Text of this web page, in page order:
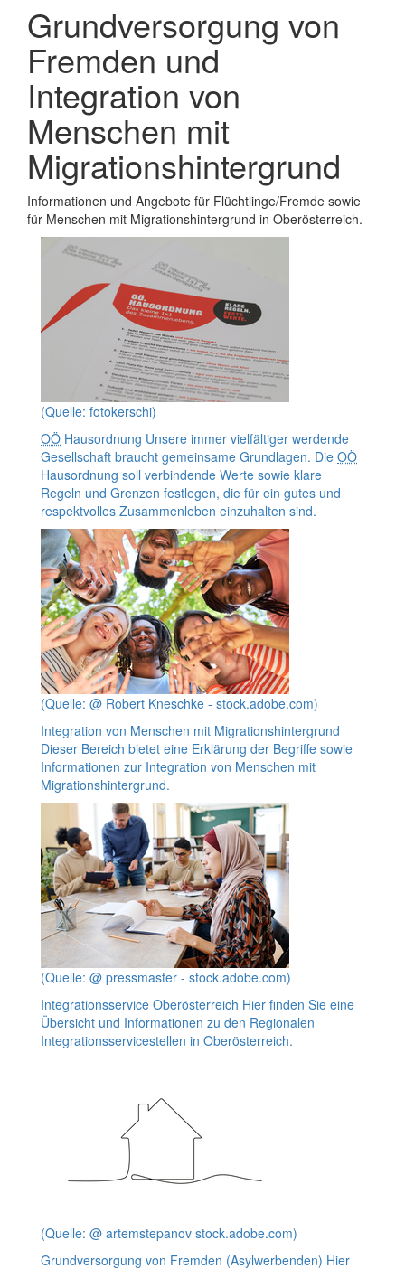
schließen
und
schließen
Grundversorgung von
Fremden und
Integration von
Menschen mit
Migrationshintergrund
Informationen und Angebote für Flüchtlinge/Fremde sowie
für Menschen mit Migrationshintergrund in Oberösterreich.
(Quelle: fotokerschi)
OÖ Hausordnung Unsere immer vielfältiger werdende
Gesellschaft braucht gemeinsame Grundlagen. Die OÖ
Hausordnung soll verbindende Werte sowie klare
Regeln und Grenzen festlegen, die für ein gutes und
respektvolles Zusammenleben einzuhalten sind.
(Quelle: @ Robert Kneschke - stock.adobe.com)
Integration von Menschen mit Migrationshintergrund
Dieser Bereich bietet eine Erklärung der Begriffe sowie
Informationen zur Integration von Menschen mit
Migrationshintergrund.
(Quelle: @ pressmaster - stock.adobe.com)
Integrationsservice Oberösterreich Hier finden Sie eine
Übersicht und Informationen zu den Regionalen
Integrationsservicestellen in Oberösterreich.
(Quelle: @ artemstepanov stock.adobe.com)
Grundversorgung von Fremden (Asylwerbenden) Hier